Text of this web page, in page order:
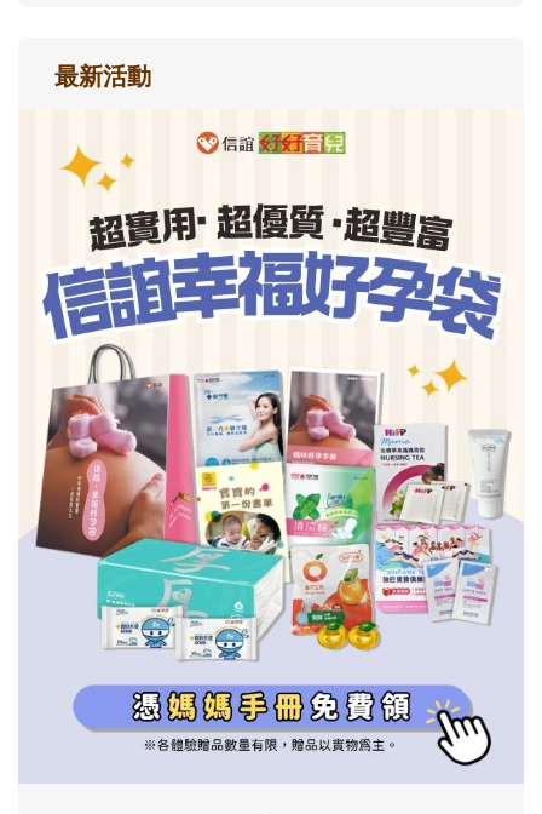
信誼基金會
2022信誼年度報告
2023信誼年度報告
2024信誼年度報告
附設幼兒園
小袋鼠幼師網